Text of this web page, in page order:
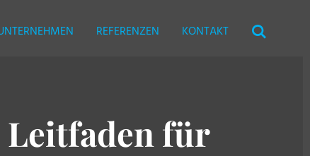
REFERENZEN KONTAKT
für